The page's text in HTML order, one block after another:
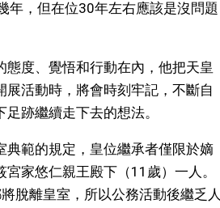
年，但在位30年左右應該是沒問題
度、覺悟和行動在內，他把天皇
活動時，將會時刻牢記，不斷自
跡繼續走下去的想法。
範的規定，皇位繼承者僅限於嫡
家悠仁親王殿下（11歲）一人。
脫離皇室，所以公務活動後繼乏人